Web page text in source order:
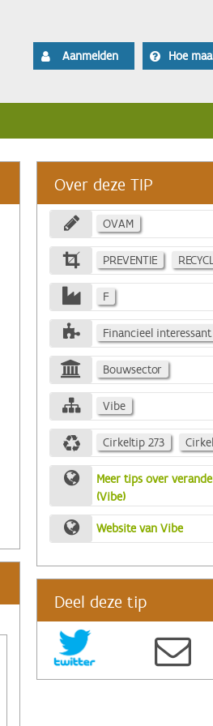
Aanmelden Hoe
Over deze TIP
OVAM
PREVENTIE
F
Financieel interessant
Bouwsector
Vibe
Cirkeltip 273
Meer tips over
(Vibe)
Website van Vibe
Deel deze tip